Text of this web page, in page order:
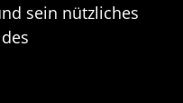
sein nützliches